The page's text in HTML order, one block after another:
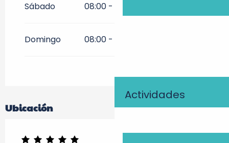
Actividades
Sábado 08:00 - 18:00
Domingo 08:00 - 18:00
Ubicación